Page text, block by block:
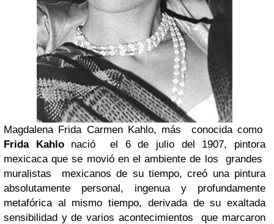
Magdalena Frida Carmen Kahlo, más
conocida como
Frida Kahlonació
el 6 de julio del 1907, pintora
mexicaca que se movió en el ambiente de los
grandes
muralistas
mexicanos de su tiempo, creó una pintura
absolutamente personal, ingenua y profundamente
metafórica al mismo tiempo, derivada de su exaltada
sensibilidad y de varios acontecimientos
que marcaron